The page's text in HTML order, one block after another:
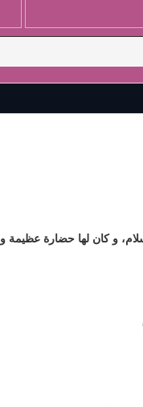
و كان لها حضارة عظيمة و